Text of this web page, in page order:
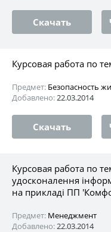
Скачать
Курсовая работа по
Предмет: Безопасность
Добавлено:22.03.2014
Скачать
Курсовая работа по
удосконалення
на прикладі ПП
Предмет: Менеджмент
Добавлено:22.03.2014